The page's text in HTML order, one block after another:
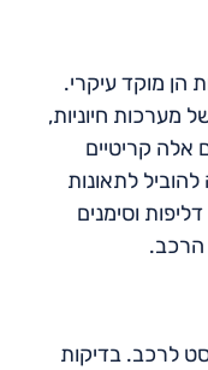
הן מוקד עיקרי.
מערכות חיוניות,
אלה קריטיים
לתאונות
וסימנים
הרכב.
לרכב. בדיקות